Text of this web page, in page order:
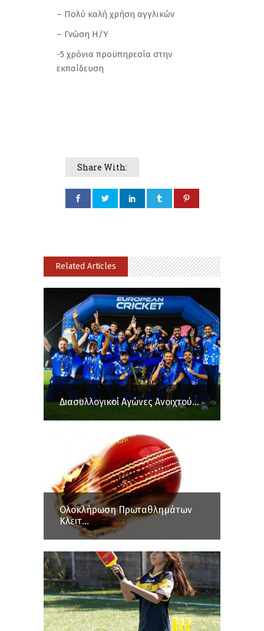
– Πολύ καλή χρήση αγγλικών
– Γνώση Η/Υ
-5 χρόνια προϋπηρεσία στην
εκπαίδευση
Share With:
Related Articles
Διασυλλογικοί Αγώνες Ανοιχτού...
Ολοκλήρωση Πρωταθλημάτων
Κλειτ...